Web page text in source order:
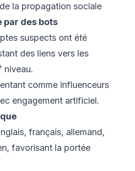
la propagation sociale
par des bots
suspects ont été
des liens vers les
niveau.
comme influenceurs
engagement artificiel.
français, allemand,
favorisant la portée